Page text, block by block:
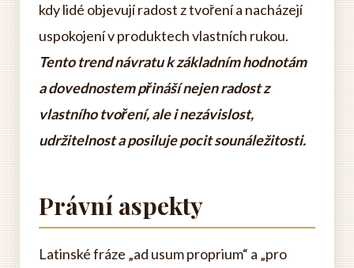
kdy lidé objevují radost z tvoření a nacházejí
uspokojení v produktech vlastních rukou.
Tento trend návratu k základním hodnotám
a dovednostem přináší nejen radost z
vlastního tvoření, ale i nezávislost,
udržitelnost a posiluje pocit sounáležitosti.
Právní aspekty
Latinské fráze „ad usum proprium“ a „pro